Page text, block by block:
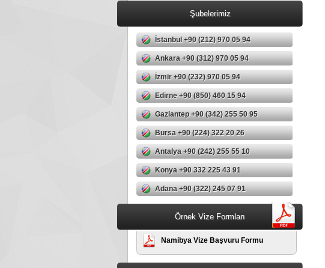
Şubelerimiz
İstanbul +90 (212) 970 05 94
Ankara +90 (312) 970 05 94
İzmir +90 (232) 970 05 94
Edirne +90 (850) 460 15 94
Gaziantep +90 (342) 255 50 95
Bursa +90 (224) 322 20 26
Antalya +90 (242) 255 55 10
Konya +90 332 225 43 91
Adana +90 (322) 245 07 91
Örnek Vize Formları
Namibya Vize Başvuru Formu